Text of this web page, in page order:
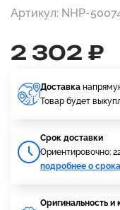
Артикул: NHP-
2 302 ₽
Доставка
Товар будет
Cрок доставки
Ориентировочно:
подробнее о
Оригинальность и